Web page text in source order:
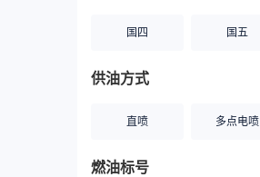
国四 国五
供油方式
直喷 多点电喷
燃油标号